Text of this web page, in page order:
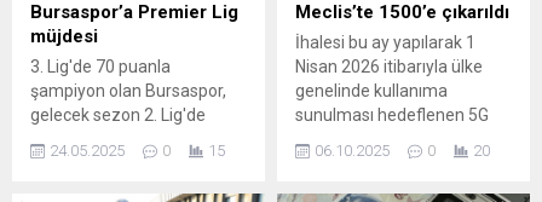
Bursaspor’a Premier Lig
müjdesi
3. Lig'de 70 puanla
şampiyon olan Bursaspor,
gelecek sezon 2. Lig'de
şampiyonluk mücadelesi
verecek. Yeşil-beyazlı ekibin
24.05.2025 0 15
Meclis’te 1500’e çıkarıldı
İhalesi bu ay yapılarak 1
Nisan 2026 itibarıyla ülke
genelinde kullanıma
sunulması hedeflenen 5G
teknolojisi, uzun süredir
farklı bölgelerde test
06.10.2025 0 20